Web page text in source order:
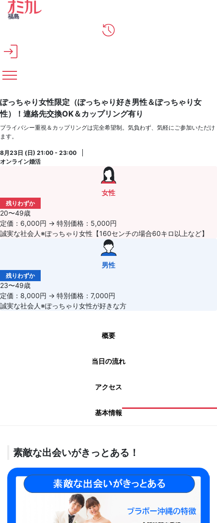
メインコンテンツへスキップ
福島
ぽっちゃり女性限定（ぽっちゃり好き男性＆ぽっちゃり女
性）！連絡先交換OK＆カップリング有り
プライバシー重視＆カップリングは完全希望制。気負わず、気軽にご参加いただけ
ます。
8月23日 (日) 21:00 - 23:00
オンライン婚活
女性
残りわずか
20〜49歳
定価：6,000円 → 特別価格：5,000円
誠実な社会人※ぽっちゃり女性【160センチの場合60キロ以上など】
男性
残りわずか
23〜49歳
定価：8,000円 → 特別価格：7,000円
誠実な社会人※ぽっちゃり女性が好きな方
概要
当日の流れ
アクセス
基本情報
素敵な出会いがきっとある！